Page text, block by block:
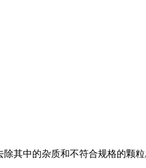
其中的杂质和不符合规格的颗